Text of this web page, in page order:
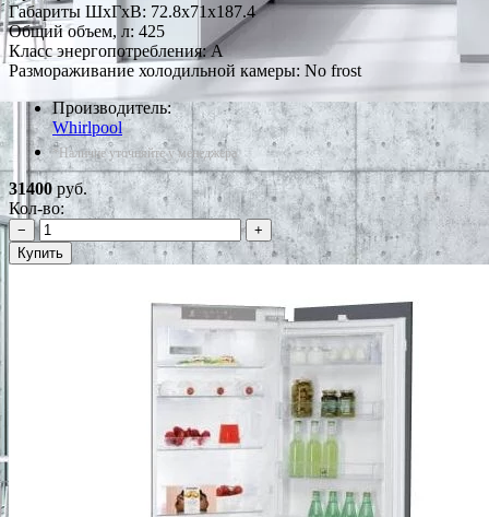
Габариты ШxГxВ: 72.8x71x187.4
Общий объем, л: 425
Класс энергопотребления: A
Размораживание холодильной камеры: No frost
Производитель:
Whirlpool
*Наличие уточняйте у менеджера
31400 руб.
Кол-во:
−
+
Купить